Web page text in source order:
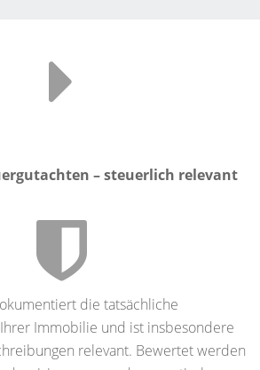
– steuerlich relevant
die tatsächliche
Immobilie und ist insbesondere
relevant. Bewertet werden